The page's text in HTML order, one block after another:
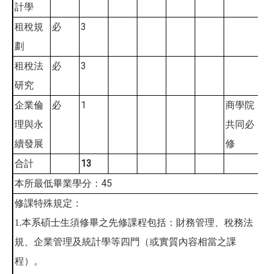
計學
租稅規
劃
必 3
租稅法
研究
必 3
企業倫
理與永
續發展
必 1
商學院
共同必
修
合計
13
本所最低畢業學分： 45
修課特殊規定：
1.本系碩士生須修畢之先修課程包括：財務管理、稅務法
規、企業管理及統計學等四門（或實質內容相當之課
程）。